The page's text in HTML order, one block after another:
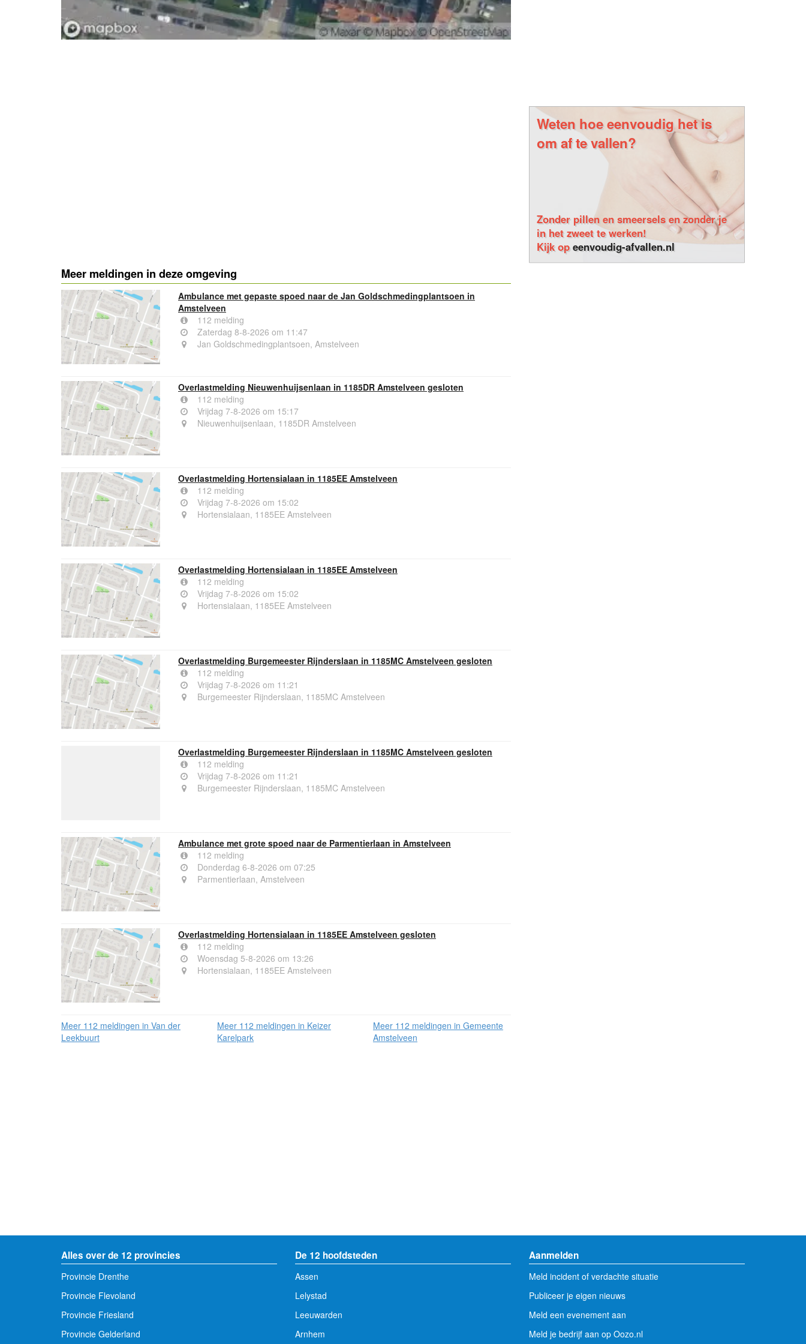
Meer meldingen in deze omgeving
Ambulance met gepaste spoed naar de Jan Goldschmedingplantsoen in
Amstelveen
112 melding
Zaterdag 8-8-2026 om 11:47
Jan Goldschmedingplantsoen, Amstelveen
Overlastmelding Nieuwenhuijsenlaan in 1185DR Amstelveen gesloten
112 melding
Vrijdag 7-8-2026 om 15:17
Nieuwenhuijsenlaan, 1185DR Amstelveen
Overlastmelding Hortensialaan in 1185EE Amstelveen
112 melding
Vrijdag 7-8-2026 om 15:02
Hortensialaan, 1185EE Amstelveen
Overlastmelding Hortensialaan in 1185EE Amstelveen
112 melding
Vrijdag 7-8-2026 om 15:02
Hortensialaan, 1185EE Amstelveen
Overlastmelding Burgemeester Rijnderslaan in 1185MC Amstelveen gesloten
112 melding
Vrijdag 7-8-2026 om 11:21
Burgemeester Rijnderslaan, 1185MC Amstelveen
Overlastmelding Burgemeester Rijnderslaan in 1185MC Amstelveen gesloten
112 melding
Vrijdag 7-8-2026 om 11:21
Burgemeester Rijnderslaan, 1185MC Amstelveen
Ambulance met grote spoed naar de Parmentierlaan in Amstelveen
112 melding
Donderdag 6-8-2026 om 07:25
Parmentierlaan, Amstelveen
Overlastmelding Hortensialaan in 1185EE Amstelveen gesloten
112 melding
Woensdag 5-8-2026 om 13:26
Hortensialaan, 1185EE Amstelveen
Meer 112 meldingen in Van der
Leekbuurt
Meer 112 meldingen in Keizer
Karelpark
Meer 112 meldingen in Gemeente
Amstelveen
Weten hoe eenvoudig het is
om af te vallen?
Zonder pillen en smeersels en zonder je
in het zweet te werken!
Kijk opeenvoudig-afvallen.nl
Alles over de 12 provincies
Provincie Drenthe
Provincie Flevoland
Provincie Friesland
Provincie Gelderland
De 12 hoofdsteden
Assen
Lelystad
Leeuwarden
Arnhem
Aanmelden
Meld incident of verdachte situatie
Publiceer je eigen nieuws
Meld een evenement aan
Meld je bedrijf aan op Oozo.nl